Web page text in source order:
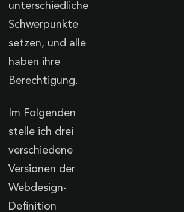
unterschiedliche
Schwerpunkte
setzen, und alle
haben ihre
Berechtigung.
Im Folgenden
stelle ich drei
verschiedene
Versionen der
Webdesign-
Definition